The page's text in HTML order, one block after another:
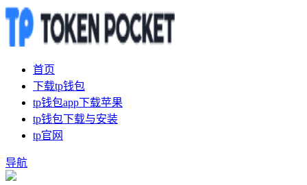
首页
下载tp钱包
tp钱包app下载苹果
tp钱包下载与安装
tp官网
导航